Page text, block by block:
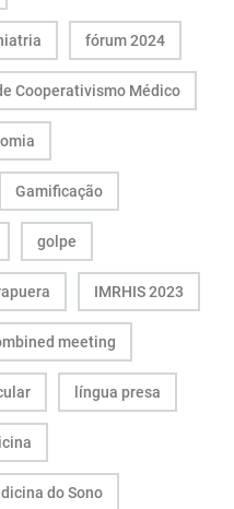
fórum 2024
Cooperativismo Médico
Gamificação
golpe
IMRHIS 2023
meeting
língua presa
do Sono